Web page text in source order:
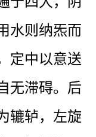
水则纳炁而
定中以意送
无滞碍。后
辘轳，左旋